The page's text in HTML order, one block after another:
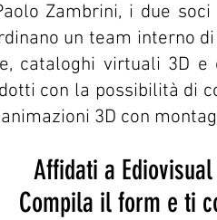
Zambrini, i due
un team interno
cataloghi virtuali 3D
con la possibilità di
3D con
Affidati a
Compila il form e ti